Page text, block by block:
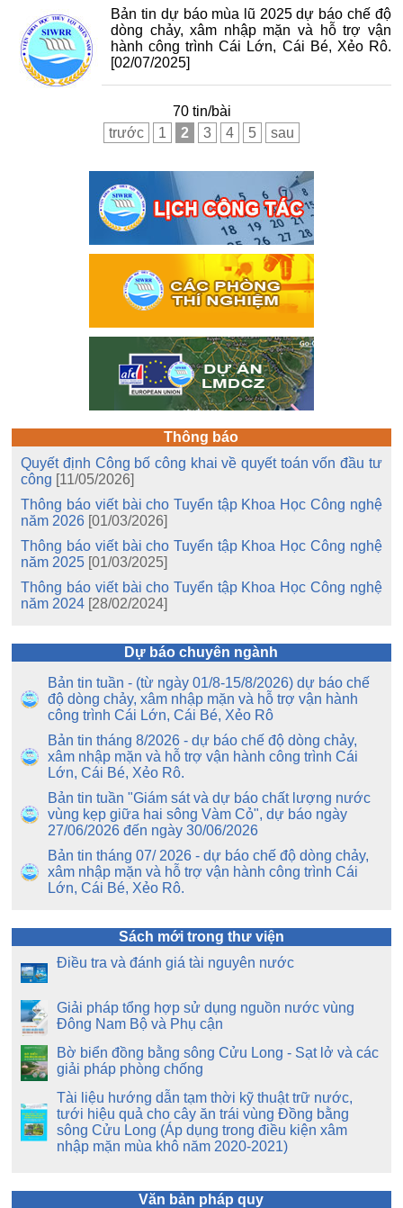
Bản tin dự báo mùa lũ 2025 dự báo chế độ
dòng chảy, xâm nhập mặn và hỗ trợ vận
hành công trình Cái Lớn, Cái Bé, Xẻo Rô.
[02/07/2025]
70 tin/bài
trước
1 2 3 4 5 sau
Thông báo
Quyết định Công bố công khai về quyết toán vốn đầu tư
công [11/05/2026]
Thông báo viết bài cho Tuyển tập Khoa Học Công nghệ
năm 2026 [01/03/2026]
Thông báo viết bài cho Tuyển tập Khoa Học Công nghệ
năm 2025 [01/03/2025]
Thông báo viết bài cho Tuyển tập Khoa Học Công nghệ
năm 2024 [28/02/2024]
Dự báo chuyên ngành
Bản tin tuần - (từ ngày 01/8-15/8/2026) dự báo chế
độ dòng chảy, xâm nhập mặn và hỗ trợ vận hành
công trình Cái Lớn, Cái Bé, Xẻo Rô
Bản tin tháng 8/2026 - dự báo chế độ dòng chảy,
xâm nhập mặn và hỗ trợ vận hành công trình Cái
Lớn, Cái Bé, Xẻo Rô.
Bản tin tuần "Giám sát và dự báo chất lượng nước
vùng kẹp giữa hai sông Vàm Cỏ", dự báo ngày
27/06/2026 đến ngày 30/06/2026
Bản tin tháng 07/ 2026 - dự báo chế độ dòng chảy,
xâm nhập mặn và hỗ trợ vận hành công trình Cái
Lớn, Cái Bé, Xẻo Rô.
Sách mới trong thư viện
Điều tra và đánh giá tài nguyên nước
Giải pháp tổng hợp sử dụng nguồn nước vùng
Đông Nam Bộ và Phụ cận
Bờ biển đồng bằng sông Cửu Long - Sạt lở và các
giải pháp phòng chống
Tài liệu hướng dẫn tạm thời kỹ thuật trữ nước,
tưới hiệu quả cho cây ăn trái vùng Đồng bằng
sông Cửu Long (Áp dụng trong điều kiện xâm
nhập mặn mùa khô năm 2020-2021)
Văn bản pháp quy